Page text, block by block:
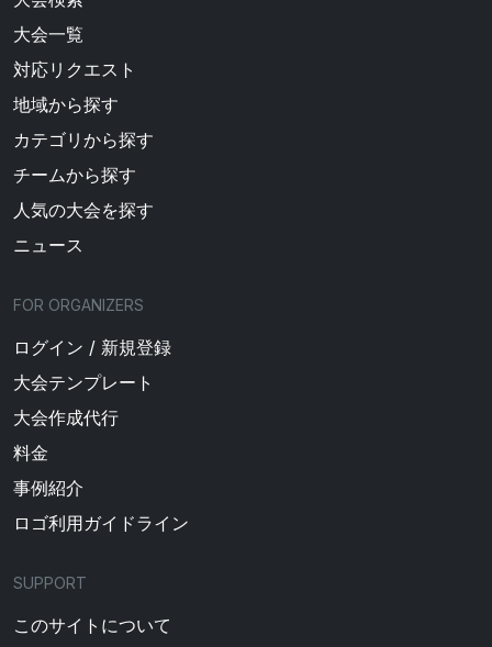
大会一覧
対応リクエスト
地域から探す
カテゴリから探す
チームから探す
人気の大会を探す
ニュース
FOR ORGANIZERS
ログイン / 新規登録
大会テンプレート
大会作成代行
料金
事例紹介
ロゴ利用ガイドライン
SUPPORT
このサイトについて